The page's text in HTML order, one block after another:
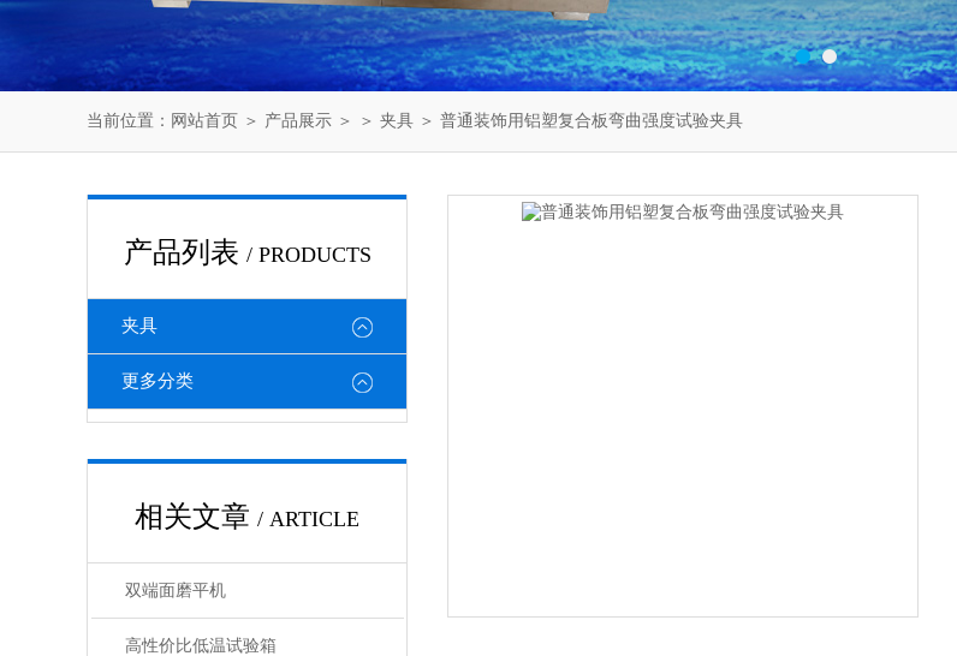
当前位置： 网站首页 ＞ 产品展示 ＞ ＞ 夹具 ＞ 普通装饰用铝塑复合板弯曲强度试验夹具
产品列表 / PRODUCTS
夹具
更多分类
相关文章 / ARTICLE
双端面磨平机
高性价比低温试验箱